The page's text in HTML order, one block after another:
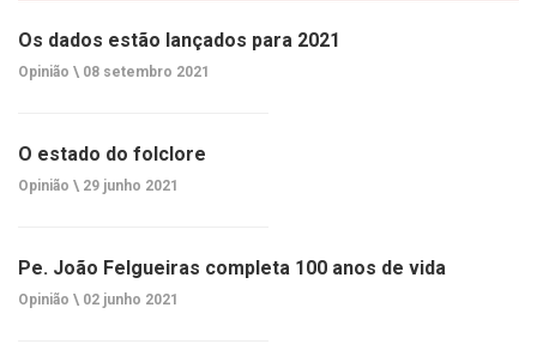
Os dados estão lançados para 2021
Opinião \ 08 setembro 2021
O estado do folclore
Opinião \ 29 junho 2021
Pe. João Felgueiras completa 100 anos de vida
Opinião \ 02 junho 2021